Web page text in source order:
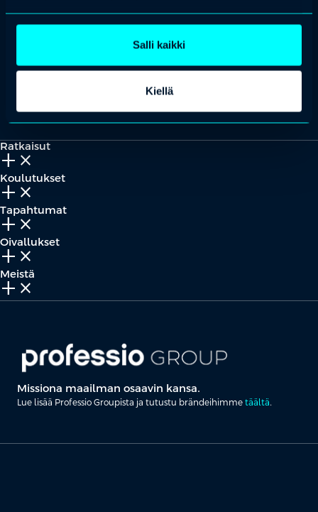
Salli kaikki
Kiellä
Ratkaisut
add_2 close
Koulutukset
add_2 close
Tapahtumat
add_2 close
Oivallukset
add_2 close
Meistä
add_2 close
Missiona maailman osaavin kansa.
Lue lisää Professio Groupista ja tutustu brändeihimme täältä.